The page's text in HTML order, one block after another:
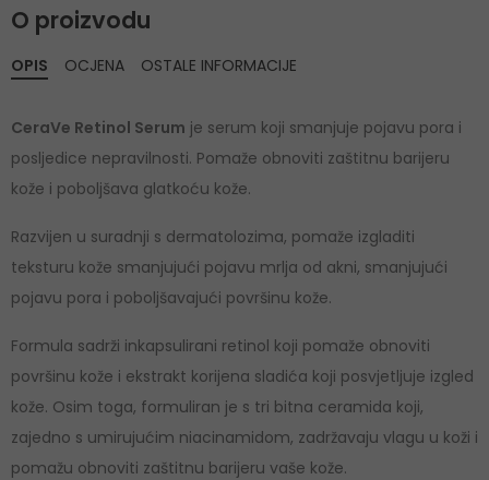
O proizvodu
OPIS
CeraVe Retinol Serum je serum koji smanjuje pojavu pora i
posljedice nepravilnosti. Pomaže obnoviti zaštitnu barijeru
kože i poboljšava glatkoću kože.
Razvijen u suradnji s dermatolozima, pomaže izgladiti
teksturu kože smanjujući pojavu mrlja od akni, smanjujući
pojavu pora i poboljšavajući površinu kože.
Formula sadrži inkapsulirani retinol koji pomaže obnoviti
površinu kože i ekstrakt korijena sladića koji posvjetljuje izgled
kože. Osim toga, formuliran je s tri bitna ceramida koji,
zajedno s umirujućim niacinamidom, zadržavaju vlagu u koži i
pomažu obnoviti zaštitnu barijeru vaše kože.
OCJENA OSTALE INFORMACIJE